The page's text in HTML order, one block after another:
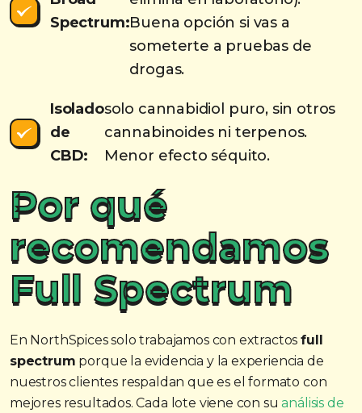
Spectrum:Buena opción si vas a
someterte a pruebas de
drogas.
Isolado
de
CBD:
solo cannabidiol puro, sin otros
cannabinoides ni terpenos.
Menor efecto séquito.
Por qué
recomendamos
Full Spectrum
En NorthSpices solo trabajamos con extractosfull
spectrum porque la evidencia y la experiencia de
nuestros clientes respaldan que es el formato con
mejores resultados. Cada lote viene con suanálisis de